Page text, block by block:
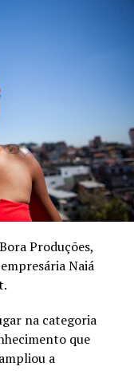
Produções,
Naiá
na categoria
que
a